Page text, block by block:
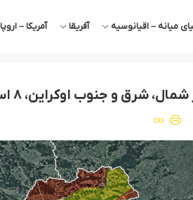
میانه – اقیانوسیه آفریقا آمریکا – اروپا
جنوب اوکراین، ۸ اسفند ۱۴۰۰ + نقشه میدانی